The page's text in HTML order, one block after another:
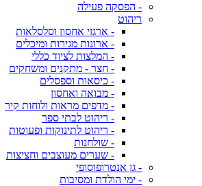
- הפסקה פעילה
ריהוט
- ארגזי אחסון וסלסלאות
- ארונות מגירות ומיכלים
- המלצות לציוד כללי
- חצר - מתקנים ומשחקים
- כיסאות וספסלים
- מבואה ואחסון
- מדפים מראות ולוחות קיר
- ריהוט לבתי ספר
- ריהוט לתינוקות ופעוטות
- שולחנות
- שערים מעוצבים וחציצות
- גן אנטרופוסופי
- ימי הולדת ומסיבות